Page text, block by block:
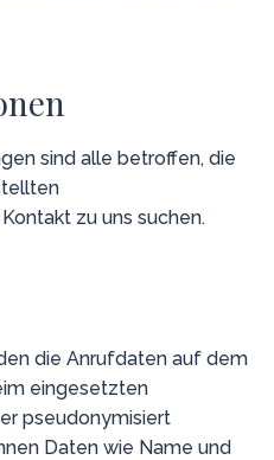
sind alle betroffen, die
zu uns suchen.
die Anrufdaten auf dem
eingesetzten
pseudonymisiert
Daten wie Name und